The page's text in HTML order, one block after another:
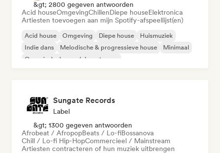
&gt; 2800 gegeven antwoorden
Acid houseOmgevingChillenDiepe houseElektronica
Artiesten toevoegen aan mijn Spotify-afspeellijst(en)
Acid house Omgeving Diepe house
Huismuziek
Indie dans
Melodische & progressieve house
Minimaal
Organische house / downtempo
Sungate Records
Label
&gt; 1300 gegeven antwoorden
Afrobeat / AfropopBeats / Lo-fiBossanova
Chill / Lo-fi Hip-HopCommercieel / Mainstream
Artiesten contracteren of hun muziek uitbrengen